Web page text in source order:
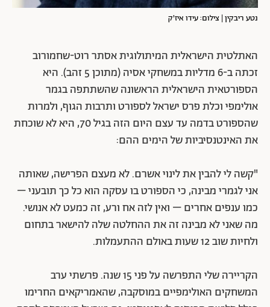
נטע ריבקין | צילום: עידו איז'ק
האתלטית הישראלית המיתולוגית אסתר רוט-שחמורוב
זכתה ב-6 מדליות במשחקי אסיה (מתוכן 5 זהב). היא
הספורטאית הישראלית הראשונה שהשתתפה בגמר
אולימפי וכלת פרס ישראל לספורט ותרבות הגוף, ולמרות
שהספורט בדמה עד עצם היום הזה בגיל 70, היא לא שוכחת
את האינטנסיביות של הימים ההם:
"קשה לי להבין את לינוי אשרם. לא מעצם הפרישה, שאותה
אני לגמרי מבינה, כי הספורט בו עסקה הוא כל כך תובעני –
כמו ענפים אחרים – ואין לזה אח ורע, זה כמעט לא אנושי.
מה שאני לא מבינה זה את ההחלטה שלה להישאר בתחום
ולחיות שוב 12 שעות באולם ההתעמלות.
הקריירה שלי התפרשה על פני 15 שנה. פרשתי ערב
המשחקים האולימפיים במוסקבה, שהאמריקאים החרימו